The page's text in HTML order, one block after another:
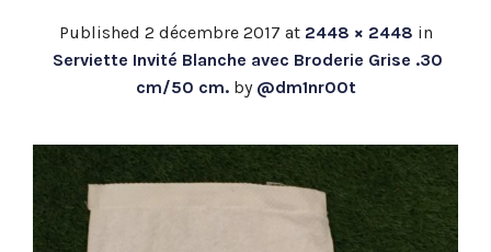
Published 2 décembre 2017 at 2448 × 2448 in
Serviette Invité Blanche avec Broderie Grise .30
cm/50 cm.by @dm1nr00t